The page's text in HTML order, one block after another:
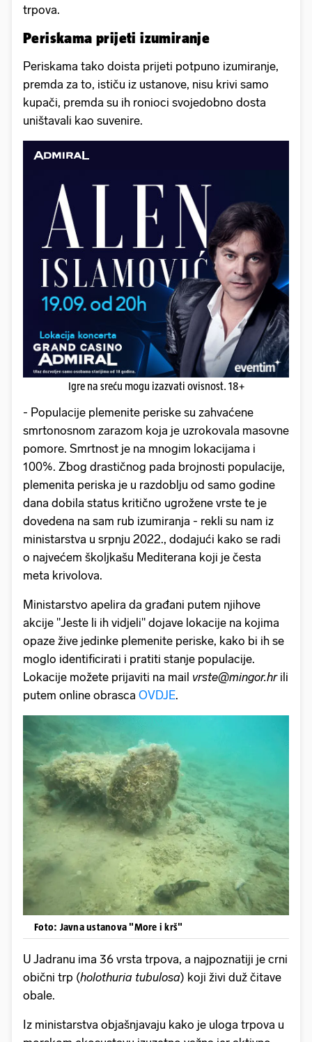
trpova.
Periskama prijeti izumiranje
Periskama tako doista prijeti potpuno izumiranje,
premda za to, ističu iz ustanove, nisu krivi samo
kupači, premda su ih ronioci svojedobno dosta
uništavali kao suvenire.
Igre na sreću mogu izazvati ovisnost. 18+
- Populacije plemenite periske su zahvaćene
smrtonosnom zarazom koja je uzrokovala masovne
pomore. Smrtnost je na mnogim lokacijama i
100%. Zbog drastičnog pada brojnosti populacije,
plemenita periska je u razdoblju od samo godine
dana dobila status kritično ugrožene vrste te je
dovedena na sam rub izumiranja - rekli su nam iz
ministarstva u srpnju 2022., dodajući kako se radi
o najvećem školjkašu Mediterana koji je česta
meta krivolova.
Ministarstvo apelira da građani putem njihove
akcije "Jeste li ih vidjeli" dojave lokacije na kojima
opaze žive jedinke plemenite periske, kako bi ih se
moglo identificirati i pratiti stanje populacije.
Lokacije možete prijaviti na mail vrste@mingor.hrili
putem online obrasca OVDJE.
Foto: Javna ustanova "More i krš"
U Jadranu ima 36 vrsta trpova, a najpoznatiji je crni
obični trp (holothuria tubulosa) koji živi duž čitave
obale.
Iz ministarstva objašnjavaju kako je uloga trpova u